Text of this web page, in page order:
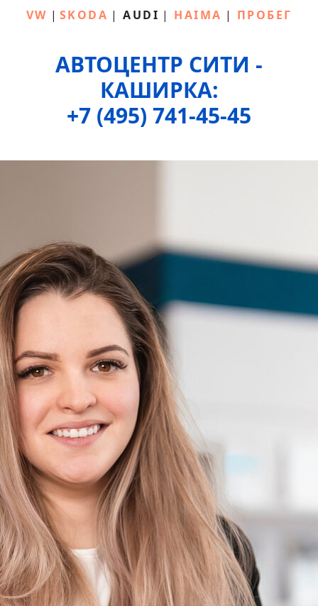
VW | SKODA | AUDI | HAIMA | ПРОБЕГ
АВТОЦЕНТР СИТИ -
КАШИРКА:
+7 (495) 741-45-45